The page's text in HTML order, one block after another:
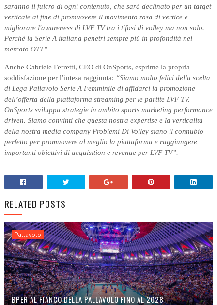
saranno il fulcro di ogni contenuto, che sarà declinato per un target
verticale al fine di promuovere il movimento rosa di vertice e
migliorare l'awareness di LVF TV tra i tifosi di volley ma non solo.
Perché la Serie A italiana penetri sempre più in profondità nel
mercato OTT”.
Anche Gabriele Ferretti, CEO di OnSports, esprime la propria
soddisfazione per l’intesa raggiunta: “Siamo molto felici della scelta
di Lega Pallavolo Serie A Femminile di affidarci la promozione
dell’offerta della piattaforma streaming per le partite LVF TV.
OnSports sviluppa strategie in ambito sports marketing performance
driven. Siamo convinti che questa nostra expertise e la verticalità
della nostra media company Problemi Di Volley siano il connubio
perfetto per promuovere al meglio la piattaforma e raggiungere
importanti obiettivi di acquisition e revenue per LVF TV”.
RELATED POSTS
Pallavolo
BPER AL FIANCO DELLA PALLAVOLO FINO AL 2028